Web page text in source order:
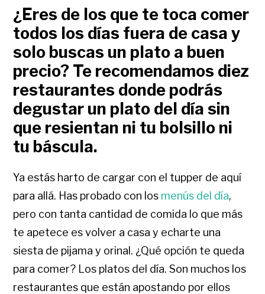
¿Eres de los que te toca comer
todos los días fuera de casa y
solo buscas un plato a buen
precio? Te recomendamos diez
restaurantes donde podrás
degustar un plato del día sin
que resientan ni tu bolsillo ni
tu báscula.
Ya estás harto de cargar con el tupper de aquí
para allá. Has probado con los menús del día,
pero con tanta cantidad de comida lo que más
te apetece es volver a casa y echarte una
siesta de pijama y orinal. ¿Qué opción te queda
para comer? Los platos del día. Son muchos los
restaurantes que están apostando por ellos